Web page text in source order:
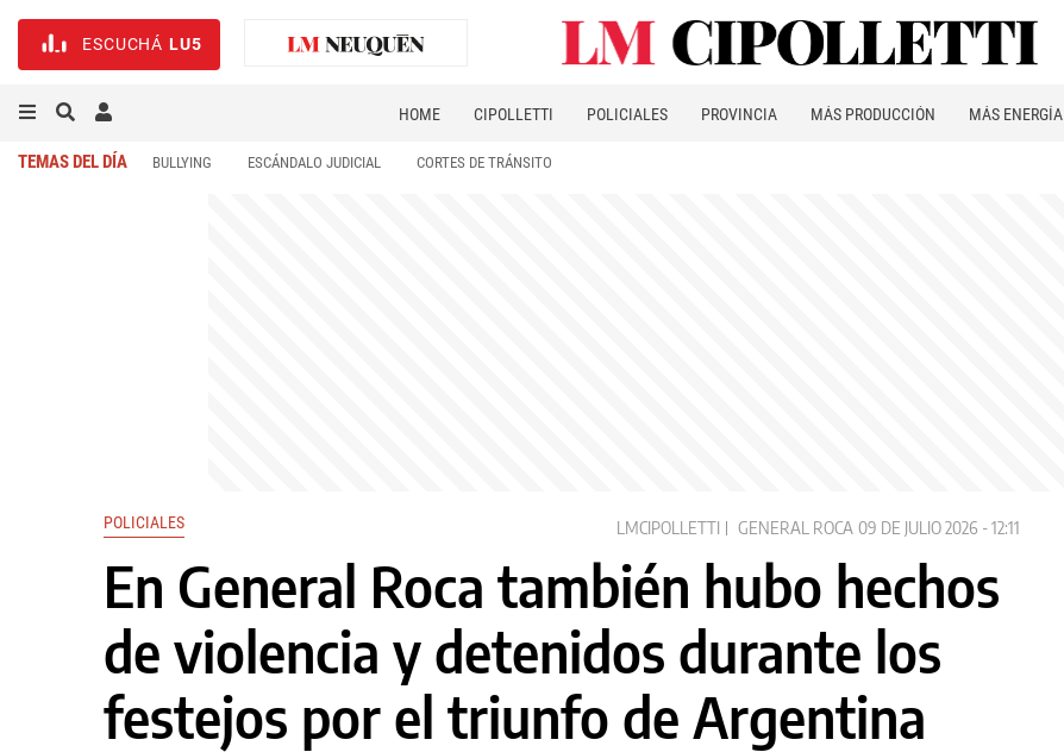
ESCUCHÁ LU5
HOME CIPOLLETTI POLICIALES PROVINCIA MÁS PRODUCCIÓN MÁS ENERGÍA
TEMAS DEL DÍA BULLYING ESCÁNDALO JUDICIAL CORTES DE TRÁNSITO
POLICIALES LMCIPOLLETTI GENERAL ROCA 09 DE JULIO 2026 - 12:11
En General Roca también hubo hechos
de violencia y detenidos durante los
festejos por el triunfo de Argentina